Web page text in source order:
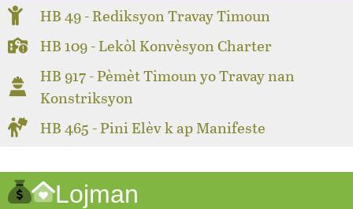
HB 49 - Rediksyon Travay Timoun
HB 109 - Lekòl Konvèsyon Charter
HB 917 - Pèmèt Timoun yo Travay nan
Konstriksyon
HB 465 - Pini Elèv k ap Manifeste
Lojman